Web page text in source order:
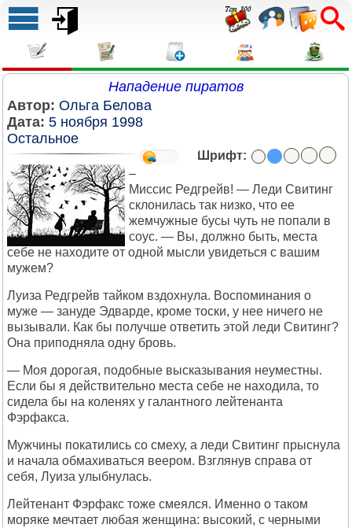
Нападение пиратов
Автор: Ольга Белова
Дата: 5 ноября 1998
Остальное
Шрифт:
–
Миссис Редгрейв! — Леди Свитинг
склонилась так низко, что ее
жемчужные бусы чуть не попали в
соус. — Вы, должно быть, места
себе не находите от одной мысли увидеться с вашим
мужем?
Луиза Редгрейв тайком вздохнула. Воспоминания о
муже — зануде Эдварде, кроме тоски, у нее ничего не
вызывали. Как бы получше ответить этой леди Свитинг?
Она приподняла одну бровь.
— Моя дорогая, подобные высказывания неуместны.
Если бы я действительно места себе не находила, то
сидела бы на коленях у галантного лейтенанта
Фэрфакса.
Мужчины покатились со смеху, а леди Свитинг прыснула
и начала обмахиваться веером. Взглянув справа от
себя, Луиза улыбнулась.
Лейтенант Фэрфакс тоже смеялся. Именно о таком
моряке мечтает любая женщина: высокий, с черными